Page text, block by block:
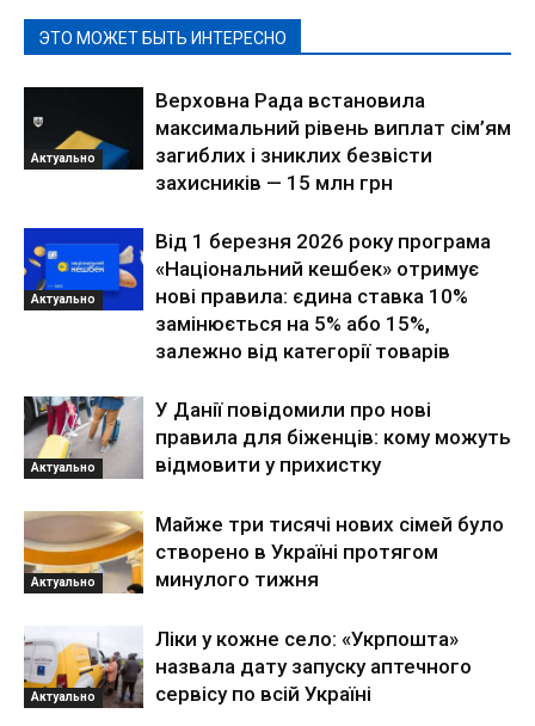
ЭТО МОЖЕТ БЫТЬ ИНТЕРЕСНО
Актуально
Верховна Рада встановила
максимальний рівень виплат сім’ям
загиблих і зниклих безвісти
захисників — 15 млн грн
Актуально
Від 1 березня 2026 року програма
«Національний кешбек» отримує
нові правила: єдина ставка 10%
замінюється на 5% або 15%,
залежно від категорії товарів
Актуально
У Данії повідомили про нові
правила для біженців: кому можуть
відмовити у прихистку
Актуально
Майже три тисячі нових сімей було
створено в Україні протягом
минулого тижня
Актуально
Ліки у кожне село: «Укрпошта»
назвала дату запуску аптечного
сервісу по всій Україні